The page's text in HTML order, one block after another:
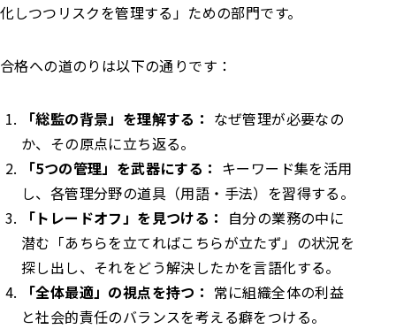
化しつつリスクを管理する」ための部門です。
合格への道のりは以下の通りです：
「総監の背景」を理解する： なぜ管理が必要なの
か、その原点に立ち返る。
「5つの管理」を武器にする： キーワード集を活用
し、各管理分野の道具（用語・手法）を習得する。
「トレードオフ」を見つける： 自分の業務の中に
潜む「あちらを立てればこちらが立たず」の状況を
探し出し、それをどう解決したかを言語化する。
「全体最適」の視点を持つ： 常に組織全体の利益
と社会的責任のバランスを考える癖をつける。